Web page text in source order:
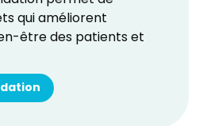
qui améliorent
être des patients et